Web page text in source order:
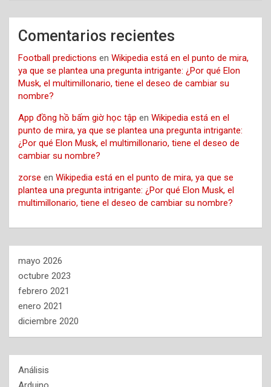
Comentarios recientes
Football predictions en Wikipedia está en el punto de mira,
ya que se plantea una pregunta intrigante: ¿Por qué Elon
Musk, el multimillonario, tiene el deseo de cambiar su
nombre?
App đồng hồ bấm giờ học tập en Wikipedia está en el
punto de mira, ya que se plantea una pregunta intrigante:
¿Por qué Elon Musk, el multimillonario, tiene el deseo de
cambiar su nombre?
zorse en Wikipedia está en el punto de mira, ya que se
plantea una pregunta intrigante: ¿Por qué Elon Musk, el
multimillonario, tiene el deseo de cambiar su nombre?
mayo 2026
octubre 2023
febrero 2021
enero 2021
diciembre 2020
Análisis